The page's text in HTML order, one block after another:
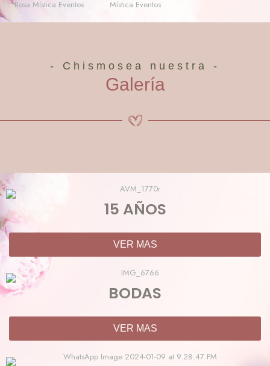
- Chismosea nuestra -
Galería
15 AÑOS
VER MAS
BODAS
VER MAS